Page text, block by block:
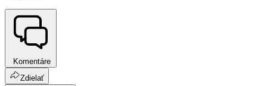
Komentáre
Zdielať